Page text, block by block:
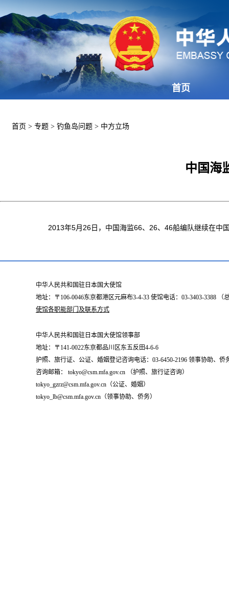
首页
首页 > 专题 > 钓鱼岛问题 > 中方立场
中国海
2013年5月26日，中国海监66、26、46船编队继续在中
中华人民共和国驻日本国大使馆
地址：〒106-0046东京都港区元麻布3-4-33 使馆电话：03-3403-3388 （
使馆各职能部门及联系方式
中华人民共和国驻日本国大使馆领事部
地址：〒141-0022东京都品川区东五反田4-6-6
护照、旅行证、公证、婚姻登记咨询电话：03-6450-2196 领事协助、侨
咨询邮箱： tokyo@csm.mfa.gov.cn （护照、旅行证咨询）
tokyo_gzrz@csm.mfa.gov.cn（公证、婚姻）
tokyo_lb@csm.mfa.gov.cn（领事协助、侨务）